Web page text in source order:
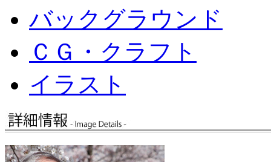
バックグラウンド
ＣＧ・クラフト
イラスト